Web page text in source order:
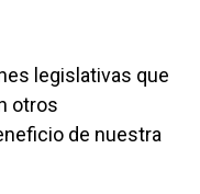
legislativas que
otros
de nuestra